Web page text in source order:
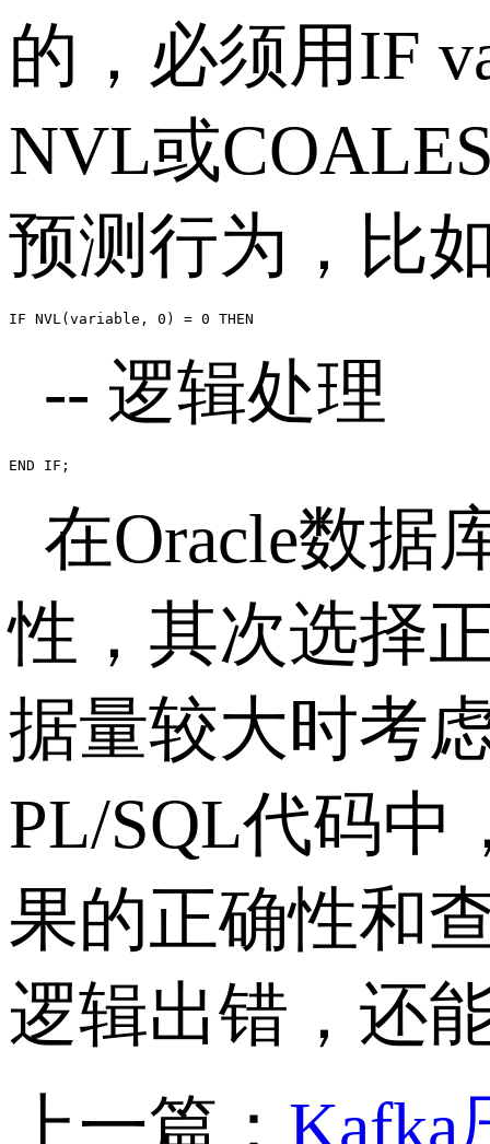
的，必须用IF
NVL或
预测行为，比
IF NVL(variable, 0) = 0 THEN
-- 逻辑处理
END IF;
在Oracle数据
性，其次选择
据量较大时考
PL/SQL代码中
果的正确性和
逻辑出错，还
上一篇： Kafka